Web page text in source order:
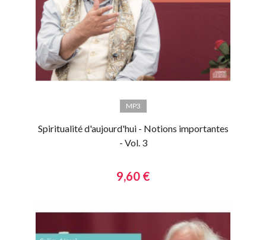
MP3
Spiritualité d'aujourd'hui - Notions importantes
- Vol. 3
9,60 €